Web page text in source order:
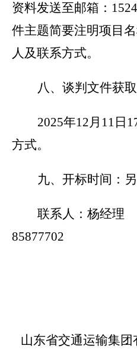
资料发送至邮箱：
件主题简要注明项目
人及联系方式。
八、谈判文件获
2025年12月11日
方式。
九、开标时间：
联系人：杨经
85877702
山东省交通运